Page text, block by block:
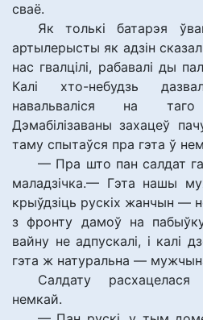
сваё.
Як толькі батарэя
артылерысты як адзін
нас гвалцілі, рабавалі ды
Калі хто-небудзь
навальваліся на
Дэмабілізаваны захацеў
таму спытаўся пра гэта ў
— Пра што пан салдат
маладзічка.— Гэта нашы
крыўдзіць рускіх жанчын —
з фронту дамоў на
вайну не адпускалі, і калі
гэта ж натуральна —
Салдату
немкай.